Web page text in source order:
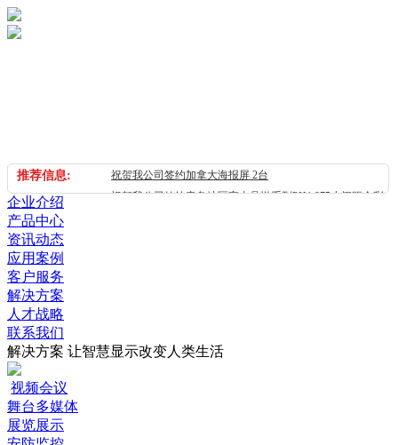
推荐信息:
祝贺我公司签约加拿大海报屏 2台
祝贺我公司签约青岛地区室内晶悦系列PH1.875小间距全彩
L E D大屏幕系统合同
企业介绍
产品中心
资讯动态
应用案例
客户服务
解决方案
人才战略
联系我们
解决方案 让智慧显示改变人类生活
视频会议
舞台多媒体
展览展示